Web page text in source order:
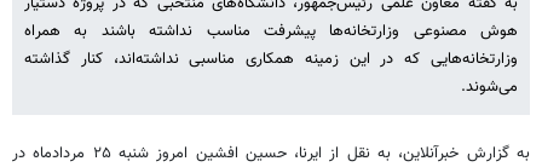
هوش مصنوعی وزارتخانه‌ها پیشرفت مناسب نداشته باشند به همراه
وزارتخانه‌هایی که در این زمینه همکاری مناسبی نداشته‌اند، کنار گذاشته
می‌شوند.
به گزارش خبرآنلاین، به نقل از ایرنا، حسین افشین امروز شنبه ۲۵ مردادماه در